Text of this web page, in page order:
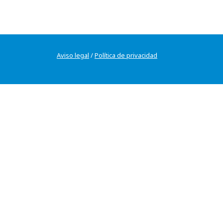
Aviso legal /Política de privacidad